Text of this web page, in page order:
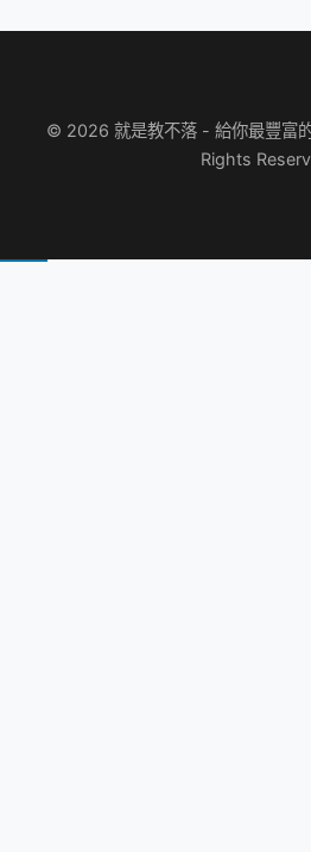
© 2026 就是教不落 - 給你最豐富
Rights